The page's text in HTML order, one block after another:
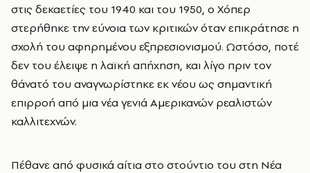
στις δεκαετίες του 1940 και του 1950, ο Χόπερ
στερήθηκε την εύνοια των κριτικών όταν επικράτησε η
σχολή του αφηρημένου εξπρεσιονισμού. Ωστόσο, ποτέ
δεν του έλειψε η λαϊκή απήχηση, και λίγο πριν τον
θάνατό του αναγνωρίστηκε εκ νέου ως σημαντική
επιρροή από μια νέα γενιά Αμερικανών ρεαλιστών
καλλιτεχνών.
Πέθανε από φυσικά αίτια στο στούντιο του στη Νέα